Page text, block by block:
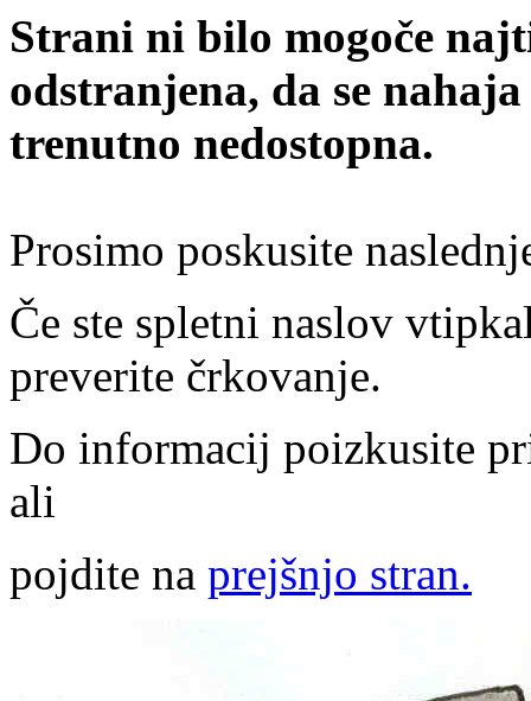
Strani ni bilo mogoče
odstranjena, da se
trenutno nedostopna.
Prosimo poskusite
Če ste spletni naslov
preverite črkovanje.
Do informacij poizkusite
ali
pojdite na prejšnjo stran.